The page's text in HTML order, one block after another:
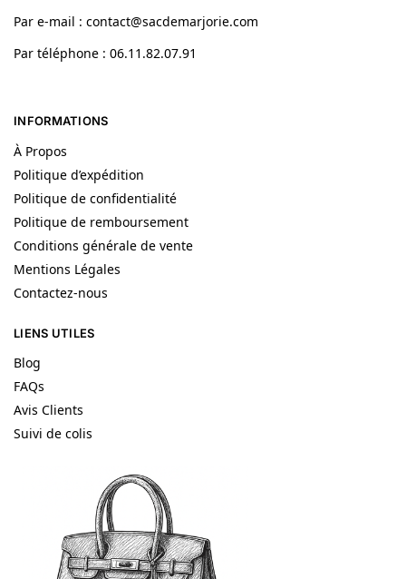
Par e-mail : contact@sacdemarjorie.com
Par téléphone : 06.11.82.07.91
INFORMATIONS
À Propos
Politique d’expédition
Politique de confidentialité
Politique de remboursement
Conditions générale de vente
Mentions Légales
Contactez-nous
LIENS UTILES
Blog
FAQs
Avis Clients
Suivi de colis